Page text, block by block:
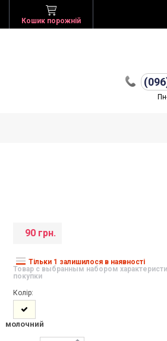
Кошик порожній
90 грн.
Тільки 1 залишилося в наявності
Товар с выбранным набором
покупки
Колір:
молочний